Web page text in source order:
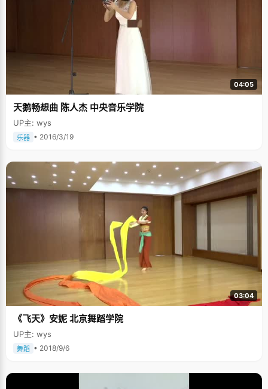
04:05
天鹅畅想曲 陈人杰 中央音乐学院
UP主: wys
乐器 • 2016/3/19
03:04
《飞天》安妮 北京舞蹈学院
UP主: wys
舞蹈 • 2018/9/6